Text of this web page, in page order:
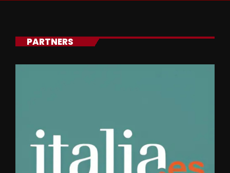
PARTNERS